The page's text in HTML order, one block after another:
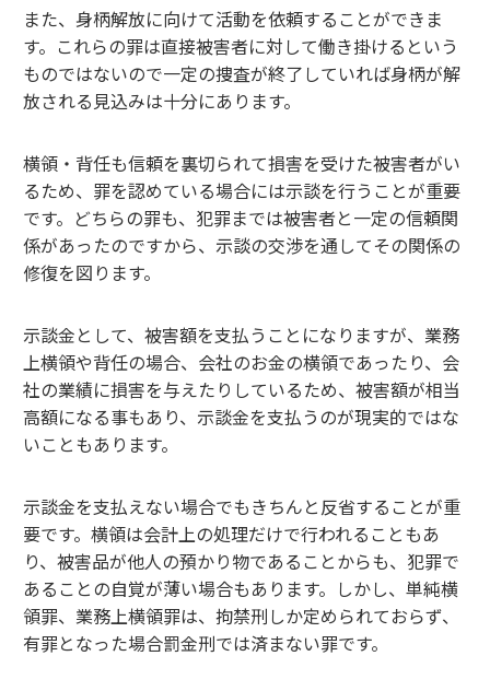
また、身柄解放に向けて活動を依頼することができま
す。これらの罪は直接被害者に対して働き掛けるという
ものではないので一定の捜査が終了していれば身柄が解
放される見込みは十分にあります。
横領・背任も信頼を裏切られて損害を受けた被害者がい
るため、罪を認めている場合には示談を行うことが重要
です。どちらの罪も、犯罪までは被害者と一定の信頼関
係があったのですから、示談の交渉を通してその関係の
修復を図ります。
示談金として、被害額を支払うことになりますが、業務
上横領や背任の場合、会社のお金の横領であったり、会
社の業績に損害を与えたりしているため、被害額が相当
高額になる事もあり、示談金を支払うのが現実的ではな
いこともあります。
示談金を支払えない場合でもきちんと反省することが重
要です。横領は会計上の処理だけで行われることもあ
り、被害品が他人の預かり物であることからも、犯罪で
あることの自覚が薄い場合もあります。しかし、単純横
領罪、業務上横領罪は、拘禁刑しか定められておらず、
有罪となった場合罰金刑では済まない罪です。